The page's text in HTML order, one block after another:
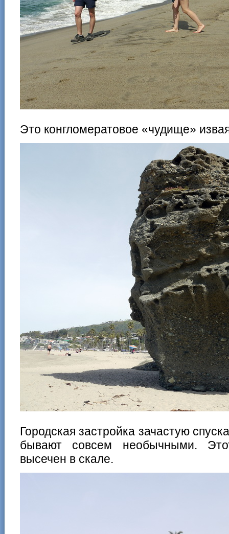
Это конгломератовое «чудище»
Городская застройка зачастую
бывают совсем необычными.
высечен в скале.